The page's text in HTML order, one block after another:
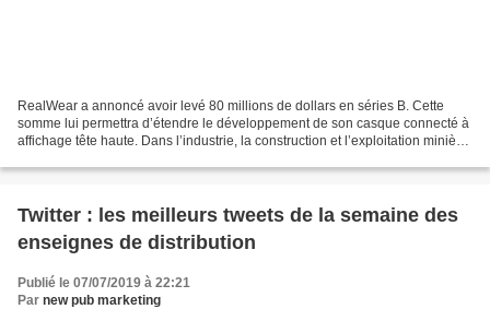
RealWear a annoncé avoir levé 80 millions de dollars en séries B. Cette
somme lui permettra d’étendre le développement de son casque connecté à
affichage tête haute. Dans l’industrie, la construction et l’exploitation minière,
Twitter : les meilleurs tweets de la semaine des
enseignes de distribution
Publié le 07/07/2019 à 22:21
Par new pub marketing